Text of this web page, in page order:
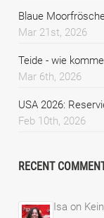
Blaue
Mar 21st, 2026
Teide - wie
Mar 6th, 2026
USA 2026:
Feb 10th, 2026
RECENT
Isa on